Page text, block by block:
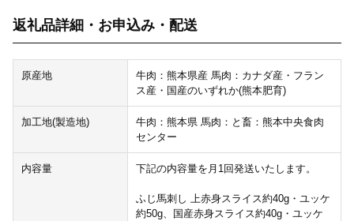
返礼品詳細・お申込み・配送
原産地
牛肉：熊本県産 馬肉：カナダ産・フラン
ス産・国産のいずれか(熊本肥育)
加工地(製造地)
牛肉：熊本県 馬肉：と畜：熊本中央食肉
センター
内容量 下記の内容量を月1回発送いたします。
ふじ馬刺し 上赤身スライス約40g・ユッケ
約50g、国産赤身スライス約40g・ユッケ